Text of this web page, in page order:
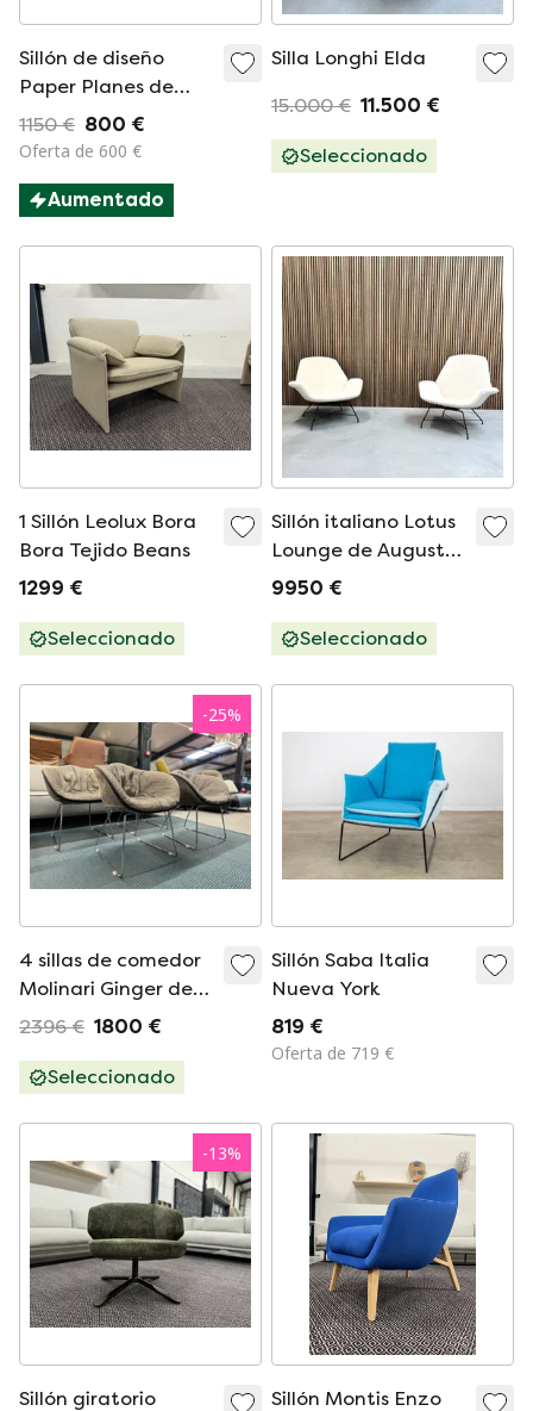
Sillón de diseño
Paper Planes de
Moroso Italia, sillón
de respaldo alto de
1150 € 800 €
Oferta de 600 €
Aumentado
Silla Longhi Elda
15.000 € 11.500 €
Seleccionado
1 Sillón Leolux Bora
Bora Tejido Beans
1299 €
Seleccionado
Sillón italiano Lotus
Lounge de Augusto
Bozzi para Saporiti,
9950 €
Seleccionado
-25%
4 sillas de comedor
Molinari Ginger de
tela y cuero marrón
2396 € 1800 €
Seleccionado
Sillón Saba Italia
Nueva York
819 €
Oferta de 719 €
-13%
Sillón giratorio
Sillón Montis Enzo